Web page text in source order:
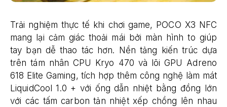
Trải nghiệm thực tế khi chơi game, POCO X3 NFC
mang lại cảm giác thoải mái bởi màn hình to giúp
tay bạn dễ thao tác hơn. Nền tảng kiến trúc dựa
trên tám nhân CPU Kryo 470 và lõi GPU Adreno
618 Elite Gaming, tích hợp thêm công nghệ làm mát
LiquidCool 1.0 + với ống dẫn nhiệt bằng đồng lớn
với các tấm carbon tản nhiệt xếp chồng lên nhau